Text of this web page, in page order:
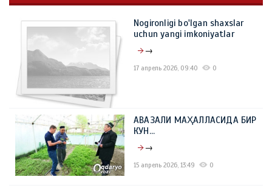
Nogironligi bo'lgan shaxslar
uchun yangi imkoniyatlar
→
17 апрель 2026, 09:40 0
АВАЗАЛИ МАҲАЛЛАСИДА БИР
КУН…
→
15 апрель 2026, 13:49 0